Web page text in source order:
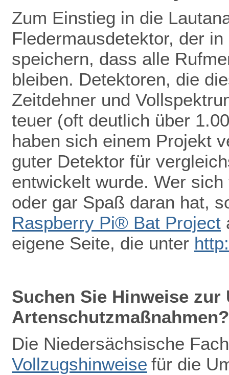
Zum Einstieg in die
Fledermausdetektor, der
speichern, dass alle
bleiben. Detektoren, die
Zeitdehner und
teuer (oft deutlich über
haben sich einem Projekt
guter Detektor für
entwickelt wurde. Wer
oder gar Spaß daran hat,
Raspberry Pi® Bat Project
eigene Seite, die unter
Suchen Sie Hinweise zur
Artenschutzmaßnahmen?
Die Niedersächsische
Vollzugshinweise für die